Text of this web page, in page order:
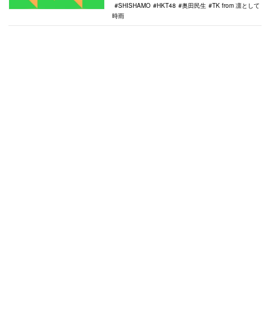
SHISHAMO
HKT48 奥田民生
TK from 凛として
時雨